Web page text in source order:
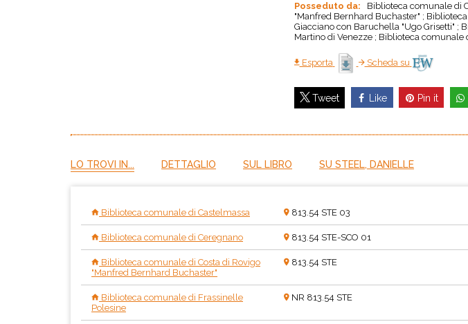
Posseduto da:
Biblioteca comunale di
"Manfred Bernhard Buchaster" ;
Giacciano con Baruchella "Ugo Grisetti" ;
Martino di Venezze ; Biblioteca
Esporta Scheda su
Tweet Like Pin it
LO TROVI IN... DETTAGLIO SUL LIBRO SU STEEL, DANIELLE
Biblioteca comunale di Castelmassa 813.54 STE 03
Biblioteca comunale di Ceregnano 813.54 STE-SCO 01
Biblioteca comunale di Costa di Rovigo
"Manfred Bernhard Buchaster"
813.54 STE
Biblioteca comunale di Frassinelle
Polesine
NR 813.54 STE